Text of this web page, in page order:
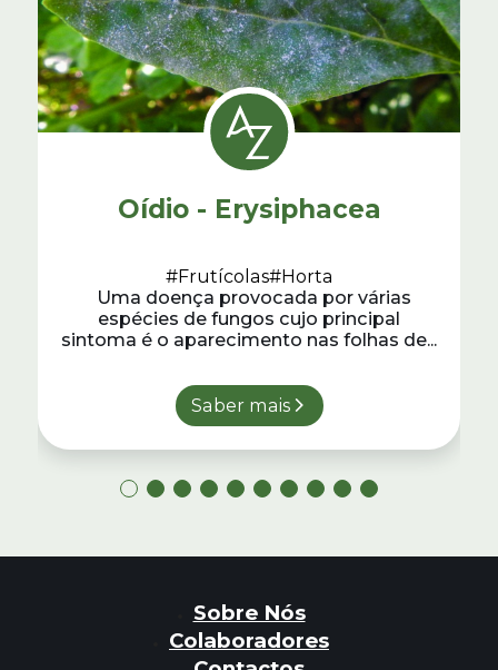
Oídio - Erysiphacea
#Frutícolas#Horta
Uma doença provocada por várias
espécies de fungos cujo principal
sintoma é o aparecimento nas folhas de...
Saber mais
Sobre Nós
Colaboradores